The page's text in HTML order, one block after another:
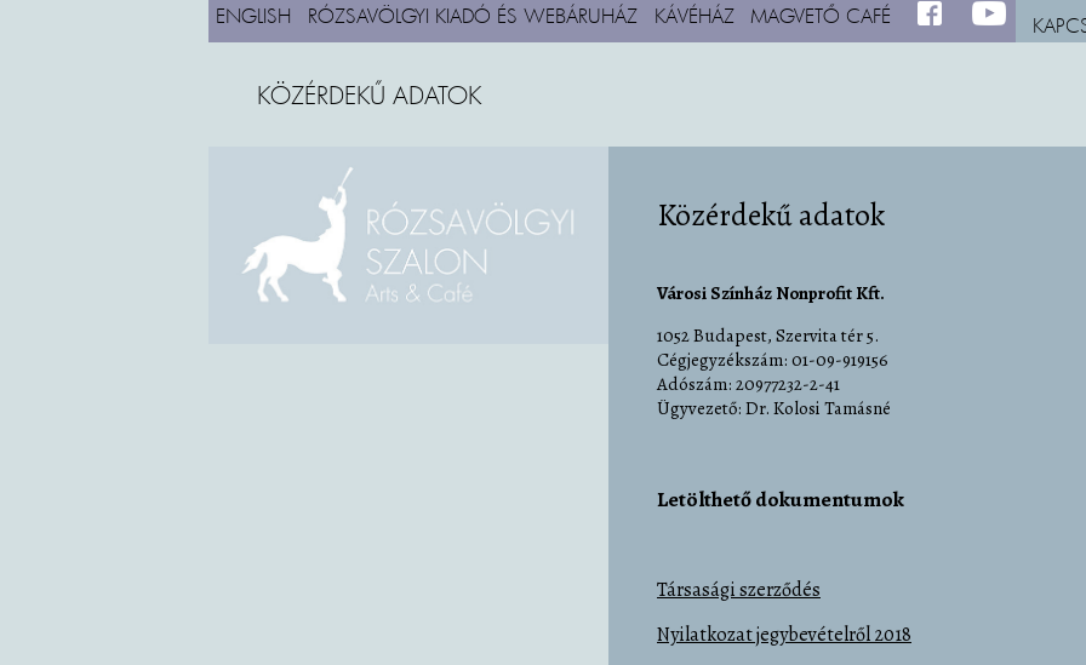
ENGLISH RÓZSAVÖLGYI KIADÓ ÉS WEBÁRUHÁZ KÁVÉHÁZ MAGVETŐ CAFÉ FACEBOOKM_YOUTUBE
KÖZÉRDEKŰ ADATOK
Közérdekű adatok
Városi Színház Nonprofit Kft.
1052 Budapest, Szervita tér 5.
Cégjegyzékszám: 01-09-919156
Adószám: 20977232-2-41
Ügyvezető: Dr. Kolosi Tamásné
Letölthető dokumentumok
Társasági szerződés
Nyilatkozat jegybevételről 2018